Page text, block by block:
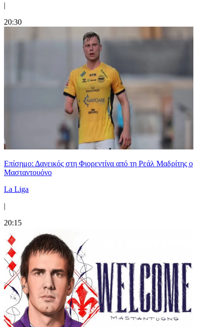
|
20:30
Επίσημο: Δανεικός στη Φιορεντίνα από τη Ρεάλ Μαδρίτης ο
Μασταντουόνο
La Liga
|
20:15